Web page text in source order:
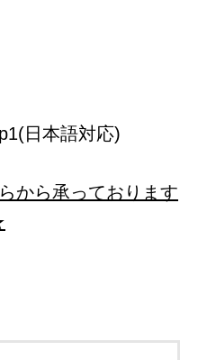
日本語対応)
から承っております